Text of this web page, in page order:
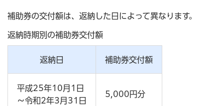
補助券の交付額は、返納した日によって異なります。
返納時期別の補助券交付額
返納日 補助券交付額
平成25年10月1日
～令和2年3月31日
5,000円分